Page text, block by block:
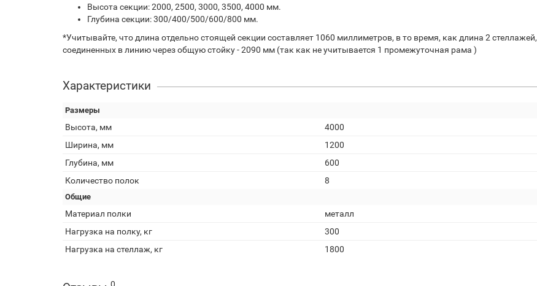
Высота секции: 2000, 2500, 3000, 3500, 4000 мм.
Глубина секции: 300/400/500/600/800 мм.
*Учитывайте, что длина отдельно стоящей секции составляет 1060 миллиметров, в то время, как длина 2 стеллажей,
соединенных в линию через общую стойку - 2090 мм (так как не учитывается 1 промежуточная рама )
Характеристики
Размеры
Высота, мм
4000
Ширина, мм
1200
Глубина, мм
600
Количество полок
8
Общие
Материал полки
металл
Нагрузка на полку, кг
300
Нагрузка на стеллаж, кг
1800
0